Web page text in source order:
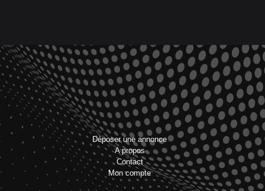
Déposer une annonce
A propos
Contact
Mon compte